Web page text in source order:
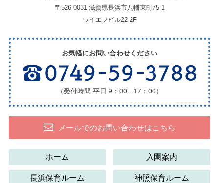
〒526-0031 滋賀県長浜市八幡東町75-1
ワイエフビル22 2F
お気軽にお問い合わせください
（受付時間 平日 9：00 - 17：00）
メールでのお問い合わせはこちら
ホーム 入園案内
長浜保育ルーム 神照保育ルーム